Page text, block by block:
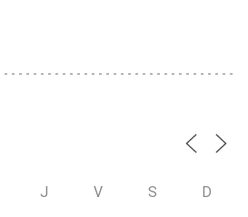
J V S D